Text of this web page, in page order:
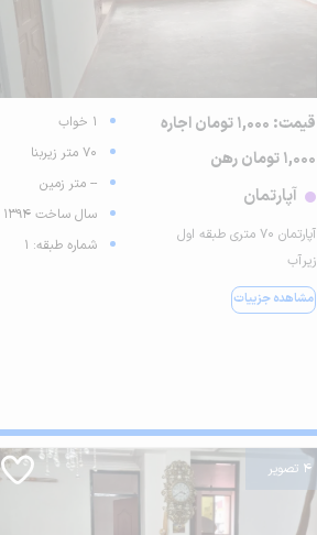
قیمت: 1,000 تومان اجاره
1,000 تومان رهن
آپارتمان
آپارتمان ۷۰ متری طبقه اول
زیرآب
مشاهده جزییات
1 خواب
70 متر زیربنا
-- متر زمین
سال ساخت 1394
شماره طبقه: 1
4 تصویر